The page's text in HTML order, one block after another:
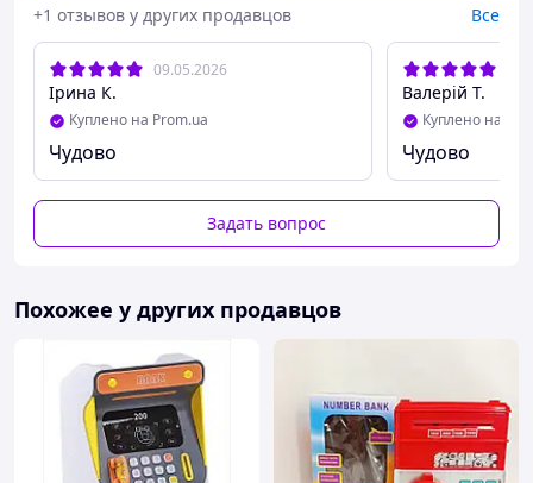
+1 отзывов у других продавцов Все
09.05.2026
Ірина К.
Куплено на Prom.ua
Чудово
Валерій Т.
Куплено на
Чудово
Задать вопрос
Похожее у других продавцов